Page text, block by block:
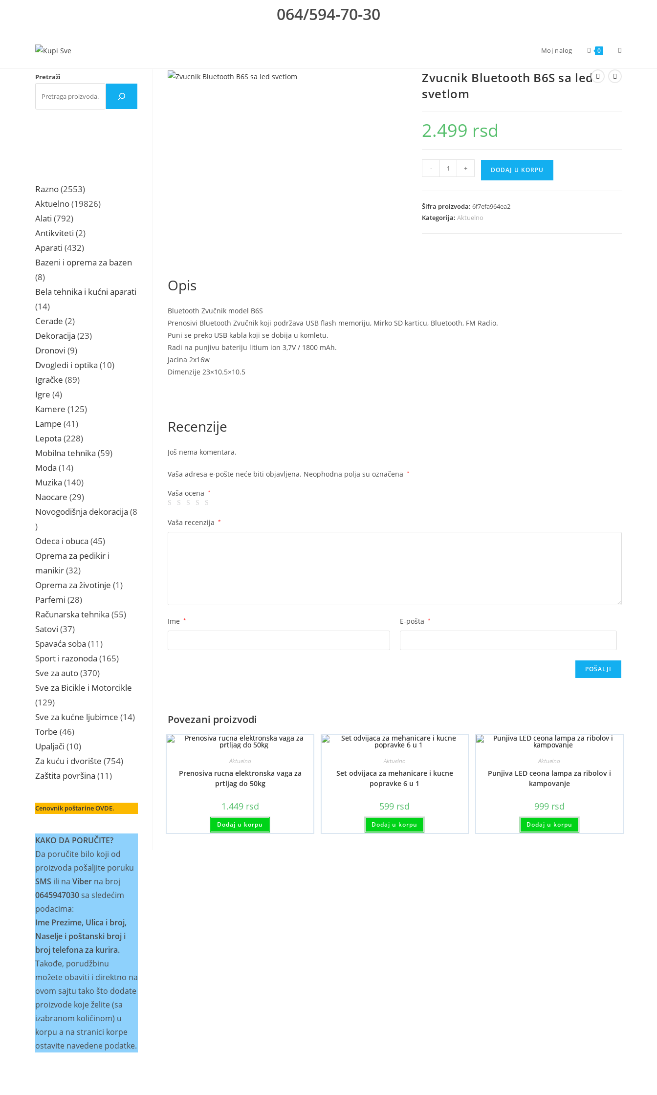
064/594-70-30
Moj nalog 0 Toggle
Zvucnik Bluetooth B6S sa led
svetlom
2.499 rsd
Bluetooth
sa
led
- + DODAJ U KORPU
Šifra proizvoda:6f7efa964ea2
Kategorija:Aktuelno
Opis
Bluetooth Zvučnik model B6S
Prenosivi Bluetooth Zvučnik koji podržava USB flash memoriju, Mirko SD karticu, Bluetooth, FM Radio.
Puni se preko USB kabla koji se dobija u komletu.
Radi na punjivu bateriju litium ion 3,7V / 1800 mAh.
Jacina 2x16w
Dimenzije 23×10.5×10.5
Recenzije
Još nema komentara.
Vaša adresa e-pošte neće biti objavljena. Neophodna polja su označena *
Vaša ocena *
Vaša recenzija *
Ime * E-pošta *
Povezani proizvodi
Aktuelno
Prenosiva rucna elektronska vaga za
prtljag do 50kg
1.449 rsd
Dodaj u korpu
Aktuelno
Set odvijaca za mehanicare i kucne
popravke 6 u 1
599 rsd
Dodaj u korpu
Aktuelno
Punjiva LED ceona lampa za ribolov i
kampovanje
999 rsd
Dodaj u korpu
Pretraži
Razno 25532553
proizvoda
Aktuelno 1982619826
Alati 792792
proizvoda
Antikviteti 22
proizvoda
Aparati 432432
proizvoda
Bazeni i oprema za bazen
88
proizvoda
Bela tehnika i kućni aparati
1414
proizvoda
Cerade 22
proizvoda
Dekoracija 2323
Dronovi 99
proizvoda
Dvogledi i optika 1010
Igračke 8989
Igre 44
proizvoda
Kamere 125125
Lampe 41 41
proizvod
Lepota 228228
proizvoda
Mobilna tehnika 5959
Moda 1414
proizvoda
Muzika 140140
proizvoda
Naocare 2929
proizvoda
Novogodišnja dekoracija 8
8
proizvoda
Odeca i obuca 4545
proizvoda
Oprema za pedikir i
manikir 3232
proizvoda
Oprema za životinje 1 1
Parfemi 2828
proizvoda
Računarska tehnika 5555
Satovi 3737
proizvoda
Spavaća soba 11 11
proizvoda
Sport i razonoda 165165
Sve za auto 370370
proizvoda
Sve za Bicikle i Motorcikle
129129
proizvoda
Sve za kućne ljubimce 1414
Torbe 4646
proizvoda
Upaljači 1010
proizvoda
Za kuću i dvorište 754754
Zaštita površina 11 11
Cenovnik poštarine OVDE.
KAKO DA PORUČITE?
Da poručite bilo koji od
proizvoda pošaljite poruku
SMS ili na Viber na broj
0645947030sa sledećim
podacima:
Ime Prezime, Ulica i broj,
Naselje i poštanski broj i
broj telefona za kurira.
Takođe, porudžbinu
možete obaviti i direktno na
ovom sajtu tako što dodate
proizvode koje želite (sa
izabranom količinom) u
korpu a na stranici korpe
ostavite navedene podatke.